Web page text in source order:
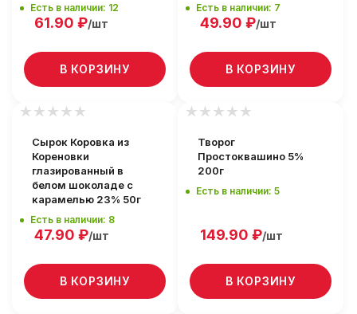
Есть в наличии: 12
61.90 ₽/шт
В КОРЗИНУ
Есть в наличии: 7
49.90 ₽/шт
В КОРЗИНУ
Сырок Коровка из
Кореновки
глазированный в
белом шоколаде с
карамелью 23% 50г
Есть в наличии: 8
47.90 ₽/шт
В КОРЗИНУ
Творог
Простоквашино 5%
200г
Есть в наличии: 5
149.90 ₽/шт
В КОРЗИНУ